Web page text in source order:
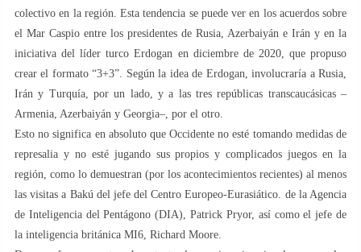
colectivo en la región. Esta tendencia se puede ver en los acuerdos sobre
el Mar Caspio entre los presidentes de Rusia, Azerbaiyán e Irán y en la
iniciativa del líder turco Erdogan en diciembre de 2020, que propuso
crear el formato “3+3”. Según la idea de Erdogan, involucraría a Rusia,
Irán y Turquía, por un lado, y a las tres repúblicas transcaucásicas –
Armenia, Azerbaiyán y Georgia–, por el otro.
Esto no significa en absoluto que Occidente no esté tomando medidas de
represalia y no esté jugando sus propios y complicados juegos en la
región, como lo demuestran (por los acontecimientos recientes) al menos
las visitas a Bakú del jefe del Centro Europeo-Eurasiático. de la Agencia
de Inteligencia del Pentágono (DIA), Patrick Pryor, así como el jefe de
la inteligencia británica MI6, Richard Moore.